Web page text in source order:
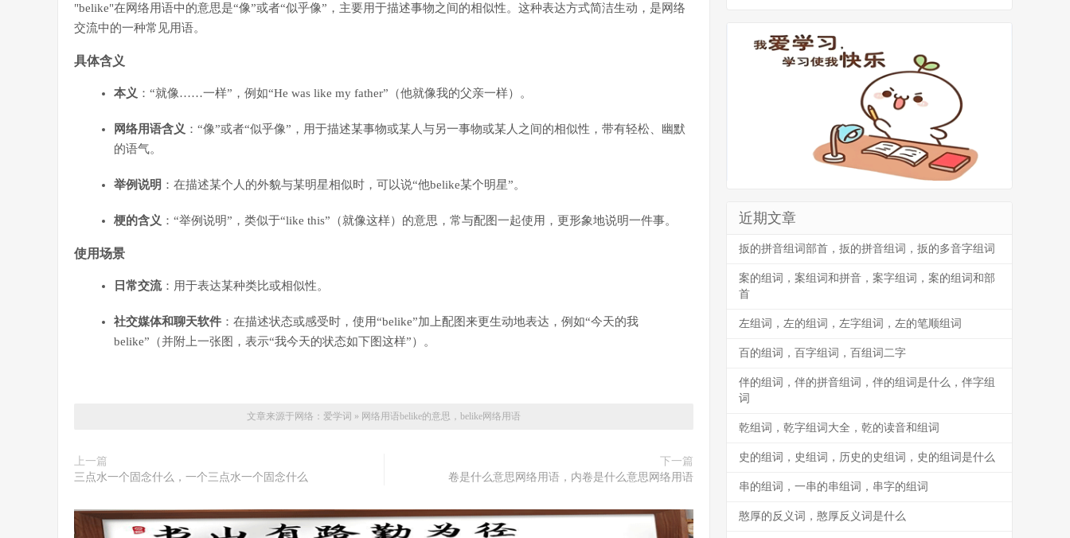
"belike"在网络用语中的意思是“像”或者“似乎像”，主要用于描述事物之间的相似性。这种表达方式简洁生动，是网络
交流中的一种常见用语。
具体含义
本义 ：“就像……一样”，例如“He was like my father”（他就像我的父亲一样）。
网络用语含义 ：“像”或者“似乎像”，用于描述某事物或某人与另一事物或某人之间的相似性，带有轻松、幽默
的语气。
举例说明 ：在描述某个人的外貌与某明星相似时，可以说“他belike某个明星”。
梗的含义 ：“举例说明”，类似于“like this”（就像这样）的意思，常与配图一起使用，更形象地说明一件事。
使用场景
日常交流：用于表达某种类比或相似性。
社交媒体和聊天软件 ：在描述状态或感受时，使用“belike”加上配图来更生动地表达，例如“今天的我
belike”（并附上一张图，表示“我今天的状态如下图这样”）。
文章来源于网络： 爱学词 » 网络用语belike的意思，belike网络用语
上一篇
三点水一个固念什么，一个三点水一个固念什么
下一篇
卷是什么意思网络用语，内卷是什么意思网络用语
近期文章
扳的拼音组词部首，扳的拼音组词，扳的多音字组词
案的组词，案组词和拼音，案字组词，案的组词和部
首
左组词，左的组词，左字组词，左的笔顺组词
百的组词，百字组词，百组词二字
伴的组词，伴的拼音组词，伴的组词是什么，伴字组
词
乾组词，乾字组词大全，乾的读音和组词
史的组词，史组词，历史的史组词，史的组词是什么
串的组词，一串的串组词，串字的组词
憨厚的反义词，憨厚反义词是什么